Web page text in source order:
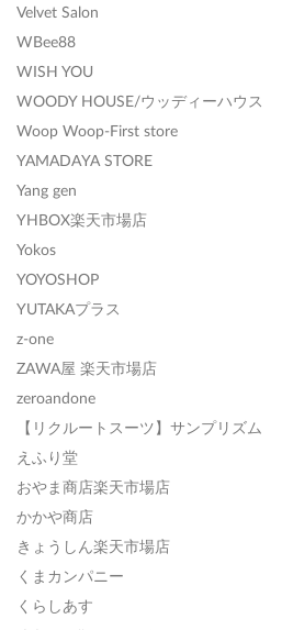
Velvet Salon
WBee88
WISH YOU
WOODY HOUSE/ウッディーハウス
Woop Woop-First store
YAMADAYA STORE
Yang gen
YHBOX楽天市場店
Yokos
YOYOSHOP
YUTAKAプラス
z-one
ZAWA屋 楽天市場店
zeroandone
【リクルートスーツ】サンプリズム
えふり堂
おやま商店楽天市場店
かかや商店
きょうしん楽天市場店
くまカンパニー
くらしあす